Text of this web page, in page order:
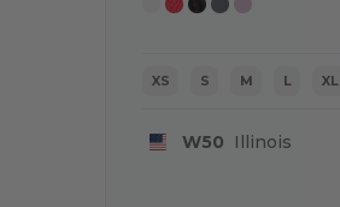
XS S M L XL
W50 Illinois